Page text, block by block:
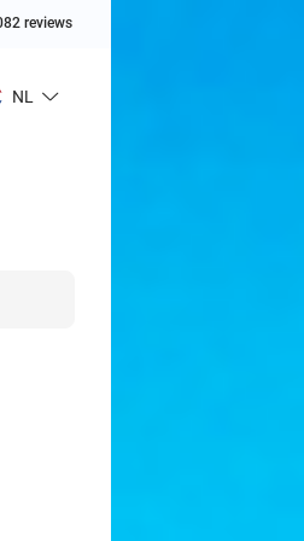
reviews
NL